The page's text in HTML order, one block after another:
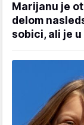
Marijanu je
delom
sobici, ali je